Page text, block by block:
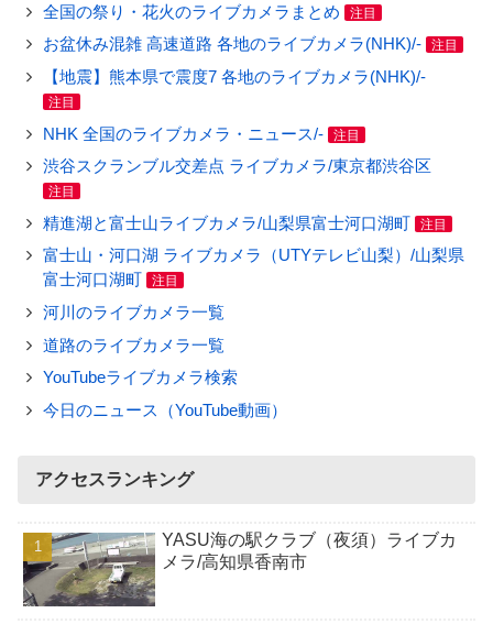
全国の祭り・花火のライブカメラまとめ 注目
お盆休み混雑 高速道路 各地のライブカメラ(NHK)/- 注目
【地震】熊本県で震度7 各地のライブカメラ(NHK)/-
注目
NHK 全国のライブカメラ・ニュース/- 注目
渋谷スクランブル交差点 ライブカメラ/東京都渋谷区
注目
精進湖と富士山ライブカメラ/山梨県富士河口湖町 注目
富士山・河口湖 ライブカメラ（UTYテレビ山梨）/山梨県
富士河口湖町
注目
河川のライブカメラ一覧
道路のライブカメラ一覧
YouTubeライブカメラ検索
今日のニュース（YouTube動画）
アクセスランキング
YASU海の駅クラブ（夜須）ライブカ
メラ/高知県香南市